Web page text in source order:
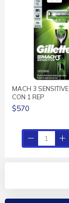
MACH 3
CON 1 REP
$570